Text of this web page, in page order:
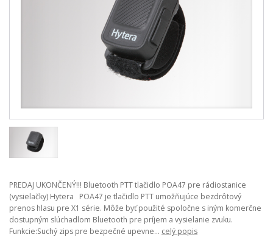
PREDAJ UKONČENÝ!!! Bluetooth PTT tlačidlo POA47 pre rádiostanice
(vysielačky) Hytera POA47 je tlačidlo PTT umožňujúce bezdrôtový
prenos hlasu pre X1 série. Môže byť použité spoločne s iným komerčne
dostupným slúchadlom Bluetooth pre príjem a vysielanie zvuku.
Funkcie:Suchý zips pre bezpečné upevne... celý popis